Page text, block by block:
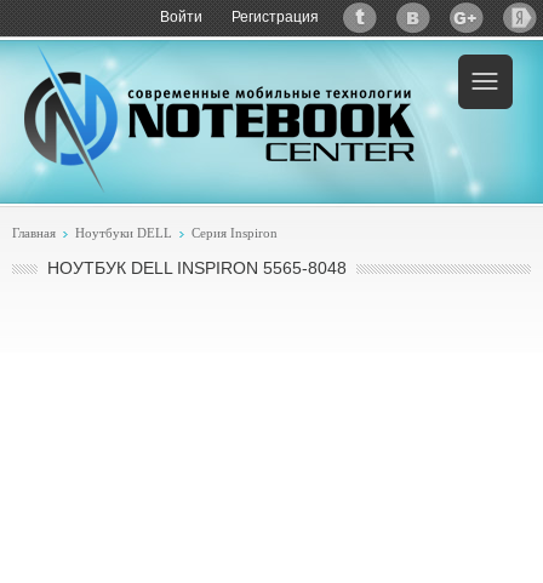
Войти Регистрация
Пример:купить DELL Inspiron 5565-8048
Главная Ноутбуки DELL Серия Inspiron
НОУТБУК DELL INSPIRON 5565-8048